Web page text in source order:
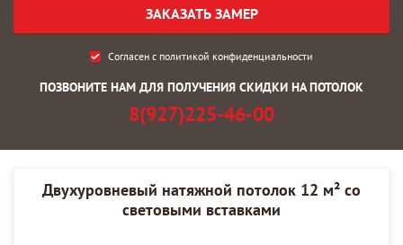
Согласен с политикой конфиденциальности
ПОЗВОНИТЕ НАМ ДЛЯ ПОЛУЧЕНИЯ СКИДКИ НА ПОТОЛОК
8(927)225-46-00
Двухуровневый натяжной потолок 12 м² со
световыми вставками